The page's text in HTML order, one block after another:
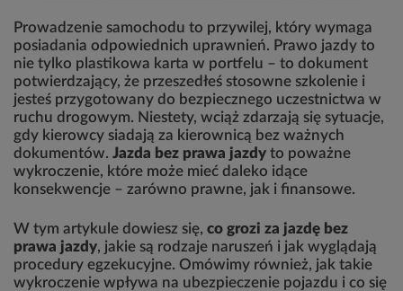
Prowadzenie samochodu to przywilej, który wymaga
posiadania odpowiednich uprawnień. Prawo jazdy to
nie tylko plastikowa karta w portfelu – to dokument
potwierdzający, że przeszedłeś stosowne szkolenie i
jesteś przygotowany do bezpiecznego uczestnictwa w
ruchu drogowym. Niestety, wciąż zdarzają się sytuacje,
gdy kierowcy siadają za kierownicą bez ważnych
dokumentów. Jazda bez prawa jazdy to poważne
wykroczenie, które może mieć daleko idące
konsekwencje – zarówno prawne, jak i finansowe.
W tym artykule dowiesz się, co grozi za jazdę bez
prawa jazdy, jakie są rodzaje naruszeń i jak wyglądają
procedury egzekucyjne. Omówimy również, jak takie
wykroczenie wpływa na ubezpieczenie pojazdu i co się